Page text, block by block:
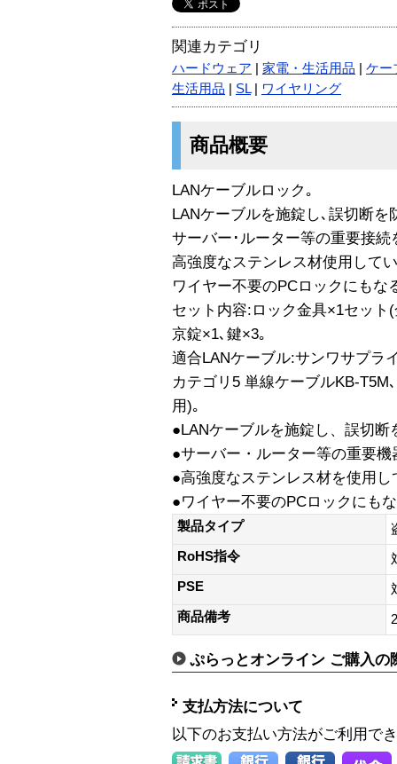
関連カテゴリ
ハードウェア 家電・生活用品
ケー
生活用品
SL| ワイヤリング
商品概要
LANケーブルロック｡
LANケーブルを施錠し､誤切断を
サーバー･ルーター等の重要接続
高強度なステンレス材使用して
ワイヤー不要のPCロックにもな
セット内容:ロック金具×1セット
京錠×1､鍵×3｡
適合LANケーブル:サンワサプラ
カテゴリ5 単線ケーブルKB-
用)｡
●LANケーブルを施錠し、誤切断
●サーバー・ルーター等の重要
●高強度なステンレス材を使用し
●ワイヤー不要のPCロックにも
製品タイプ
RoHS指令
PSE
商品備考
ぷらっとオンライン ご購入の
支払方法について
以下のお支払い方法がご利用で